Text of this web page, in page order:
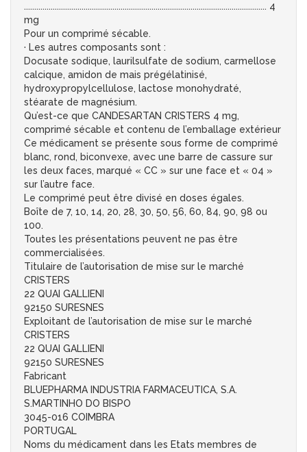
...................................................................................................................... 4
mg
Pour un comprimé sécable.
· Les autres composants sont :
Docusate sodique, laurilsulfate de sodium, carmellose
calcique, amidon de mais prégélatinisé,
hydroxypropylcellulose, lactose monohydraté,
stéarate de magnésium.
Qu’est-ce que CANDESARTAN CRISTERS 4 mg,
comprimé sécable et contenu de l’emballage extérieur
Ce médicament se présente sous forme de comprimé
blanc, rond, biconvexe, avec une barre de cassure sur
les deux faces, marqué « CC » sur une face et « 04 »
sur l’autre face.
Le comprimé peut être divisé en doses égales.
Boîte de 7, 10, 14, 20, 28, 30, 50, 56, 60, 84, 90, 98 ou
100.
Toutes les présentations peuvent ne pas être
commercialisées.
Titulaire de l’autorisation de mise sur le marché
CRISTERS
22 QUAI GALLIENI
92150 SURESNES
Exploitant de l’autorisation de mise sur le marché
CRISTERS
22 QUAI GALLIENI
92150 SURESNES
Fabricant
BLUEPHARMA INDUSTRIA FARMACEUTICA, S.A.
S.MARTINHO DO BISPO
3045-016 COIMBRA
PORTUGAL
Noms du médicament dans les Etats membres de